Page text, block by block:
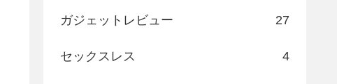
ガジェットレビュー 27
セックスレス 4